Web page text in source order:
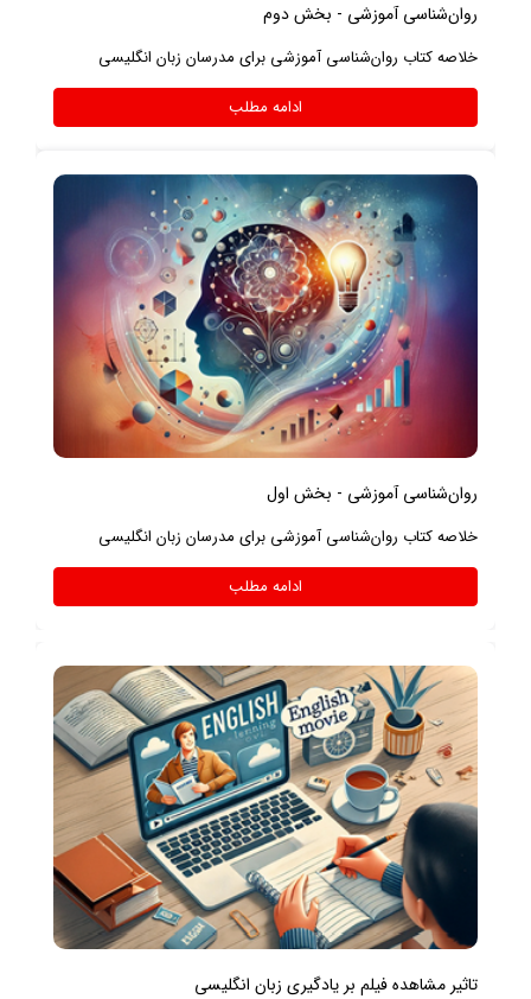
روان‌شناسی آموزشی - بخش دوم
خلاصه کتاب روان‌شناسی آموزشی برای مدرسان زبان انگلیسی
ادامه مطلب
روان‌شناسی آموزشی - بخش اول
خلاصه کتاب روان‌شناسی آموزشی برای مدرسان زبان انگلیسی
ادامه مطلب
تاثیر مشاهده فیلم بر یادگیری زبان انگلیسی